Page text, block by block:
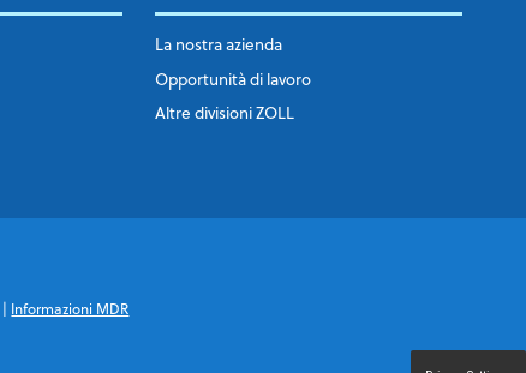
La nostra azienda
Opportunità di lavoro
Altre divisioni ZOLL
| Informazioni MDR